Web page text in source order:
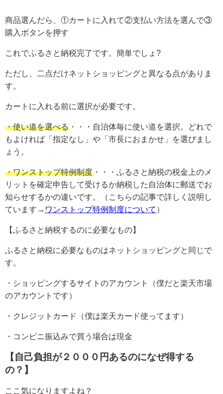
商品選んだら、①カートに入れて②支払い方法を選んで③
購入ボタンを押す
これでふるさと納税完了です。簡単でしょ?
ただし、二点だけネットショッピングと異なる点がありま
す。
カートに入れる前に選択が必要です。
・使い道を選べる ・・・自治体毎に使い道を選択。どれで
もよければ「指定なし」や「市長におまかせ」を選びまし
ょう。
・ワンストップ特例制度 ・・・ふるさと納税の税金上のメ
リットを確定申告して受けるか納税した自治体に郵送でお
知らせするかの違いです。（こちらの記事で詳しく説明し
ています→ ワンストップ特例制度について ）
【ふるさと納税するのに必要なもの】
ふるさと納税に必要なものはネットショッピングと同じで
す。
・ショッピングするサイトのアカウント（僕だと楽天市場
のアカウントです）
・クレジットカード（僕は楽天カード使ってます）
・コンビニ振込みで買う場合は現金
【自己負担が２０００円あるのになぜ得する
の？】
ここ気になりますよね？